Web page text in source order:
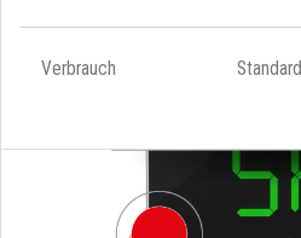
Verbrauch Standard